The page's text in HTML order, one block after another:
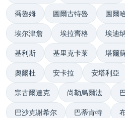
喬魯姆 圖爾古特魯 圖爾
埃尔津詹 埃拉齊格 埃迪
基利斯 基里克卡莱 塔爾
奧爾杜 安卡拉 安塔利亞
宗古爾達克 尚勒烏爾法
巴沙克谢希尔 巴蒂肯特